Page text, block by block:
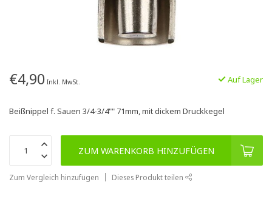
€4,90 Inkl. MwSt. Auf Lager
Beißnippel f. Sauen 3/4-3/4"" 71mm, mit dickem Druckkegel
ZUM WARENKORB HINZUFÜGEN
Zum Vergleich hinzufügen Dieses Produkt teilen